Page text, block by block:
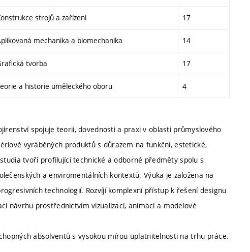
strojů a zařízení 17
mechanika a biomechanika 14
tvorba 17
a historie uměleckého oboru 4
spojuje teorii, dovednosti a praxi v oblasti průmyslového
vyráběných produktů s důrazem na funkční, estetické,
tvoří profilující technické a odborné předměty spolu s
a enviromentálních kontextů. Výuka je založena na
technologií. Rozvíjí komplexní přístup k řešení designu
návrhu prostřednictvím vizualizací, animací a modelové
absolventů s vysokou mírou uplatnitelnosti na trhu práce.